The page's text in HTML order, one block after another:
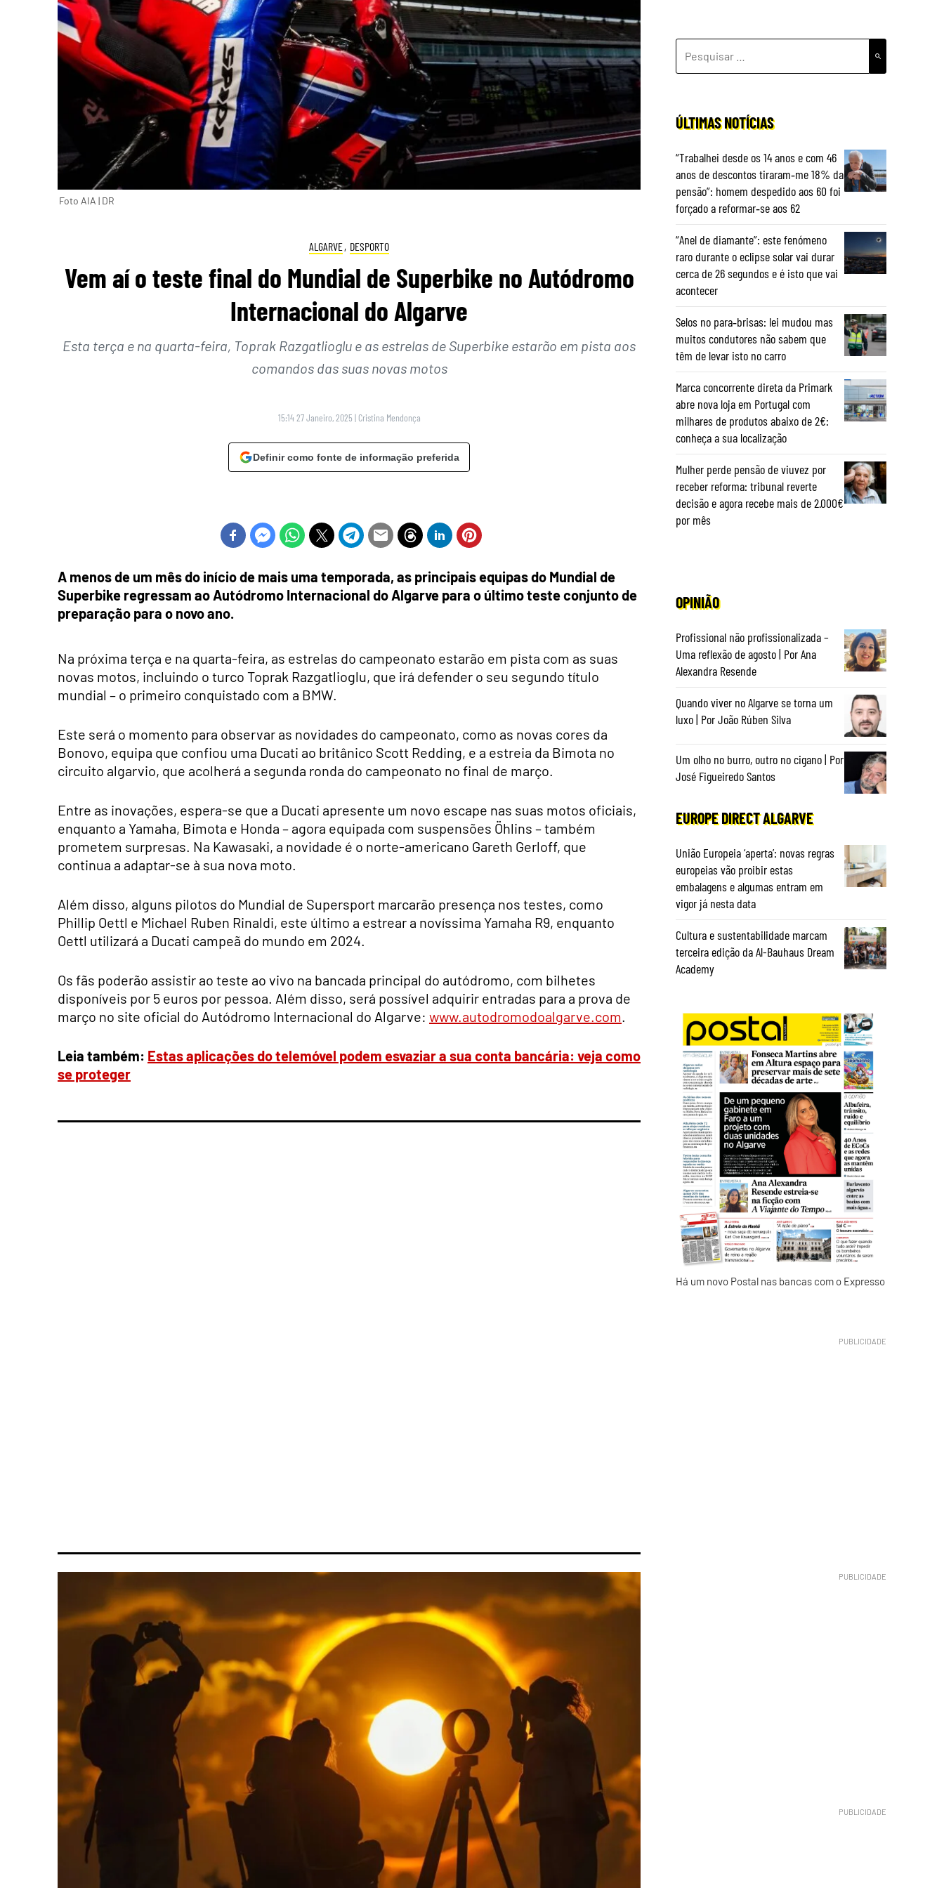
Foto AIA | DR
ALGARVE, DESPORTO
Vem aí o teste final do Mundial de Superbike no Autódromo
Internacional do Algarve
Esta terça e na quarta-feira, Toprak Razgatlioglu e as estrelas de Superbike estarão em pista aos
comandos das suas novas motos
15:14 27 Janeiro, 2025 | Cristina Mendonça
Definir como fonte de informação preferida
A menos de um mês do início de mais uma temporada, as principais equipas do Mundial de
Superbike regressam ao Autódromo Internacional do Algarve para o último teste conjunto de
preparação para o novo ano.
Na próxima terça e na quarta-feira, as estrelas do campeonato estarão em pista com as suas
novas motos, incluindo o turco Toprak Razgatlioglu, que irá defender o seu segundo título
mundial – o primeiro conquistado com a BMW.
Este será o momento para observar as novidades do campeonato, como as novas cores da
Bonovo, equipa que confiou uma Ducati ao britânico Scott Redding, e a estreia da Bimota no
circuito algarvio, que acolherá a segunda ronda do campeonato no final de março.
Entre as inovações, espera-se que a Ducati apresente um novo escape nas suas motos oficiais,
enquanto a Yamaha, Bimota e Honda – agora equipada com suspensões Öhlins – também
prometem surpresas. Na Kawasaki, a novidade é o norte-americano Gareth Gerloff, que
continua a adaptar-se à sua nova moto.
Além disso, alguns pilotos do Mundial de Supersport marcarão presença nos testes, como
Phillip Oettl e Michael Ruben Rinaldi, este último a estrear a novíssima Yamaha R9, enquanto
Oettl utilizará a Ducati campeã do mundo em 2024.
Os fãs poderão assistir ao teste ao vivo na bancada principal do autódromo, com bilhetes
disponíveis por 5 euros por pessoa. Além disso, será possível adquirir entradas para a prova de
março no site oficial do Autódromo Internacional do Algarve: www.autodromodoalgarve.com
Leia também: Estas aplicações do telemóvel podem esvaziar a sua conta bancária: veja como
se proteger
POR:
ÚLTIMAS NOTÍCIAS
“Trabalhei desde os 14 anos e com 46
anos de descontos tiraram‑me 18% da
pensão”: homem despedido aos 60 foi
forçado a reformar‑se aos 62
“Anel de diamante”: este fenómeno
raro durante o eclipse solar vai durar
cerca de 26 segundos e é isto que vai
acontecer
Selos no para‑brisas: lei mudou mas
muitos condutores não sabem que
têm de levar isto no carro
Marca concorrente direta da Primark
abre nova loja em Portugal com
milhares de produtos abaixo de 2€:
conheça a sua localização
Mulher perde pensão de viuvez por
receber reforma: tribunal reverte
decisão e agora recebe mais de 2.000€
por mês
OPINIÃO
Profissional não profissionalizada –
Uma reflexão de agosto | Por Ana
Alexandra Resende
Quando viver no Algarve se torna um
luxo | Por João Rúben Silva
Um olho no burro, outro no cigano | Por
José Figueiredo Santos
EUROPE DIRECT ALGARVE
União Europeia ‘aperta’: novas regras
europeias vão proibir estas
embalagens e algumas entram em
vigor já nesta data
Cultura e sustentabilidade marcam
terceira edição da Al-Bauhaus Dream
Academy
Há um novo Postal nas bancas com o Expresso